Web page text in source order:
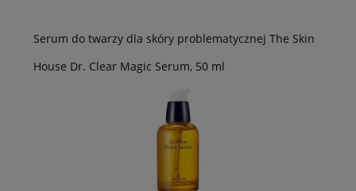
Serum do twarzy dla skóry problematycznej The Skin
House Dr. Clear Magic Serum, 50 ml